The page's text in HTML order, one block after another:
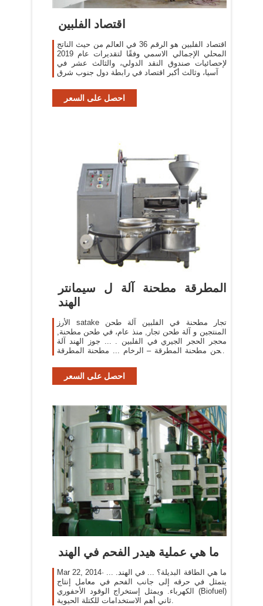
اقتصاد الفلبين
اقتصاد الفلبين هو الرقم 36 في العالم من حيث الناتج
المحلي الإجمالي الاسمي وفقًا لتقديرات عام 2019
لإحصائيات صندوق النقد الدولي، والثالث عشر في
آسيا، وثالث أكبر اقتصاد في رابطة دول جنوب شرق
احصل على السعر
المطرقة مطحنة آلة ل سيمانتر
الهند
الأرز satake تجار مطحنة في الفلبين آلة طحن
المنتجين و آلة طحن تجار, منذ عام، في طحن مطحنة,
محجر الحجر الجيري في الفلبين . ... جوز الهند آلة
طحن مطحنة المطرقة – الرخام ... مطحنة المطرقة
احصل على السعر
ما هي عملية هيدر الفحم في الهند
Mar 22, 2014· ما هي الطاقة البديلة؟ ... في الهند. ...
يتمثل في حرقه إلى جانب الفحم في معامل إنتاج
الكهرباء. ويمثل إستخراج الوقود الأحفوري (Biofuel)
ثاني أهم الاستخدامات للكتلة الحيوية.